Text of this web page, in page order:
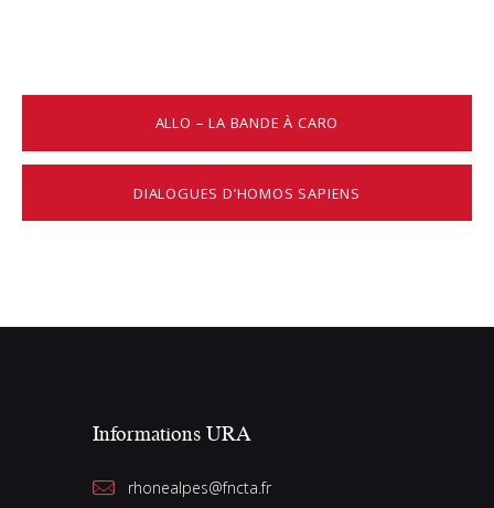
ALLO – LA BANDE À CARO
DIALOGUES D’HOMOS SAPIENS
Informations URA
rhonealpes@fncta.fr